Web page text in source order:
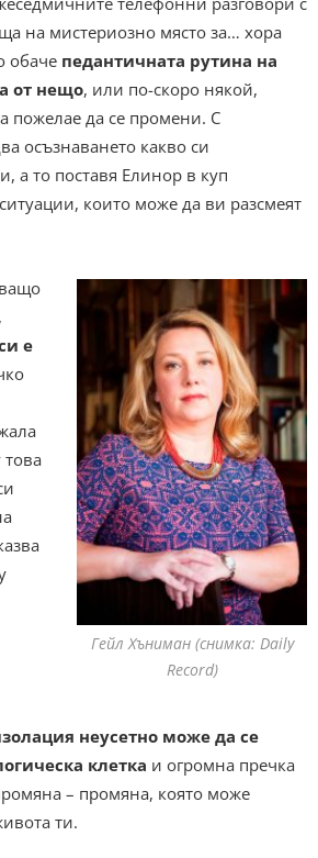
на мистериозно място за… хора
обаче педантичната рутина на
от нещо, или по-скоро някой,
пожелае да се промени. С
осъзнаването какво си
а то поставя Елинор в куп
които може да ви разсмеят
Гейл Хъниман (снимка: Daily
Record)
е
неусетно може да се
клетка и огромна пречка
– промяна, която може
ти.